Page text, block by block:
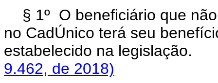
§ 1º O beneficiário que
no CadÚnico terá seu
estabelecido na
9.462, de 2018)